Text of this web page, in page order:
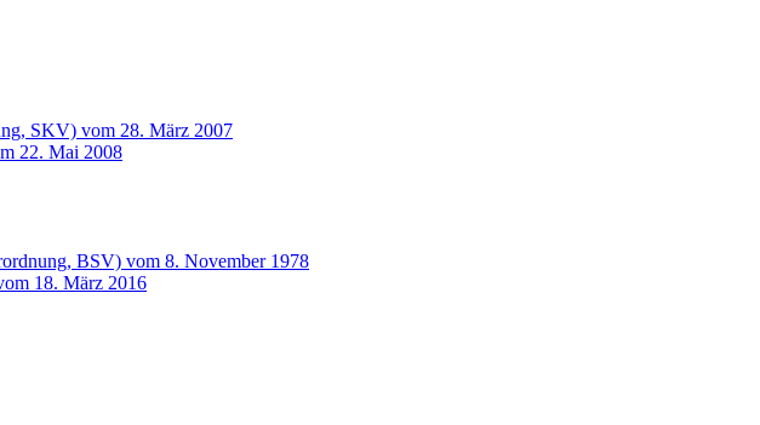
SKV) vom 28. März 2007
22. Mai 2008
BSV) vom 8. November 1978
18. März 2016